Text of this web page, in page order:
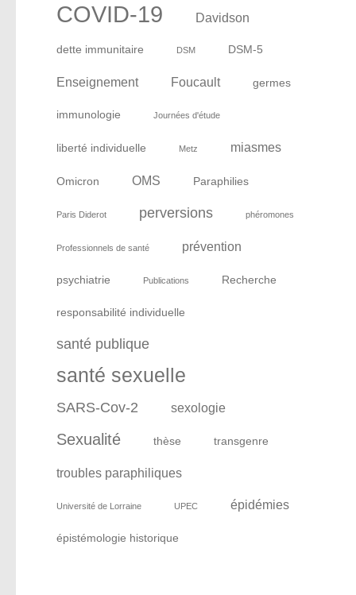
COVID-19 Davidson
dette immunitaire DSM DSM-5
Enseignement Foucault germes
immunologie Journées d'étude
liberté individuelle Metz miasmes
Omicron OMS Paraphilies
Paris Diderot perversions phéromones
Professionnels de santé prévention
psychiatrie Publications Recherche
responsabilité individuelle
santé publique
santé sexuelle
SARS-Cov-2 sexologie
Sexualité thèse transgenre
troubles paraphiliques
Université de Lorraine UPEC épidémies
épistémologie historique